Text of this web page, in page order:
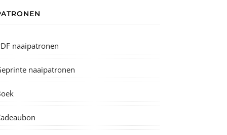
naaipatronen
naaipatronen